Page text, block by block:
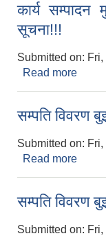
कार्य सम्पादन
सूचना!!!
Submitted on:
Read more
सम्पति विवरण
Submitted on:
Read more
सम्पति विवरण
Submitted on: